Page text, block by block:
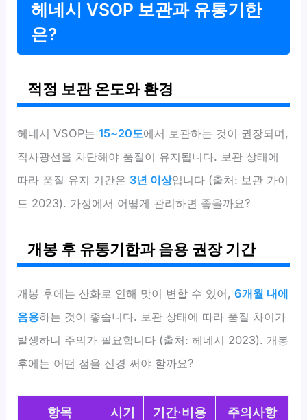
헤네시 VSOP 보관과 유통기한
은?
적정 보관 온도와 환경
헤네시 VSOP는15~20도에서 보관하는 것이 권장되며,
직사광선을 차단해야 품질이 유지됩니다. 보관 상태에
따라 품질 유지 기간은 3년 이상입니다 (출처: 보관 가이
드 2023). 가정에서 어떻게 관리하면 좋을까요?
개봉 후 유통기한과 음용 권장 기간
개봉 후에는 산화로 인해 맛이 변할 수 있어,6개월 내에
음용하는 것이 좋습니다. 보관 상태에 따라 품질 차이가
발생하니 주의가 필요합니다 (출처: 헤네시 2023). 개봉
후에는 어떤 점을 신경 써야 할까요?
항목 시기 기간·비용 주의사항